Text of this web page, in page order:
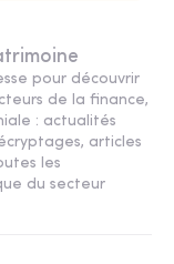
pour découvrir
de la finance,
: actualités
articles
les
du secteur